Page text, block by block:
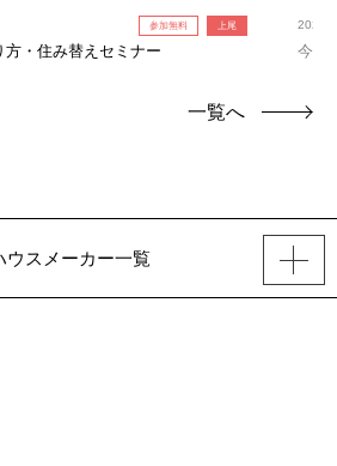
参加無料 上尾
方・住み替えセミナー
今だ
一覧へ
ウスメーカー一覧